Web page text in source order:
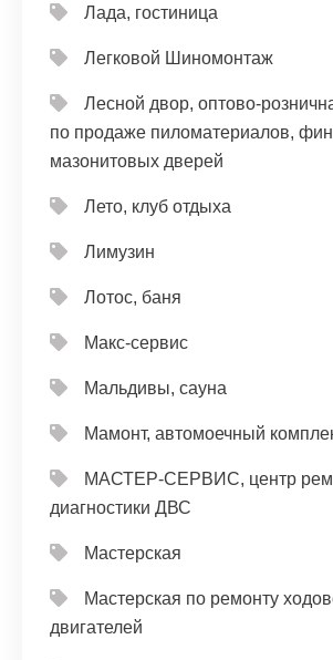
Лада, гостиница
Легковой Шиномонтаж
Лесной двор, оптово-
по продаже пиломатериалов,
мазонитовых дверей
Лето, клуб отдыха
Лимузин
Лотос, баня
Макс-сервис
Мальдивы, сауна
Мамонт, автомоечный
МАСТЕР-СЕРВИС, центр
диагностики ДВС
Мастерская
Мастерская по ремонту
двигателей